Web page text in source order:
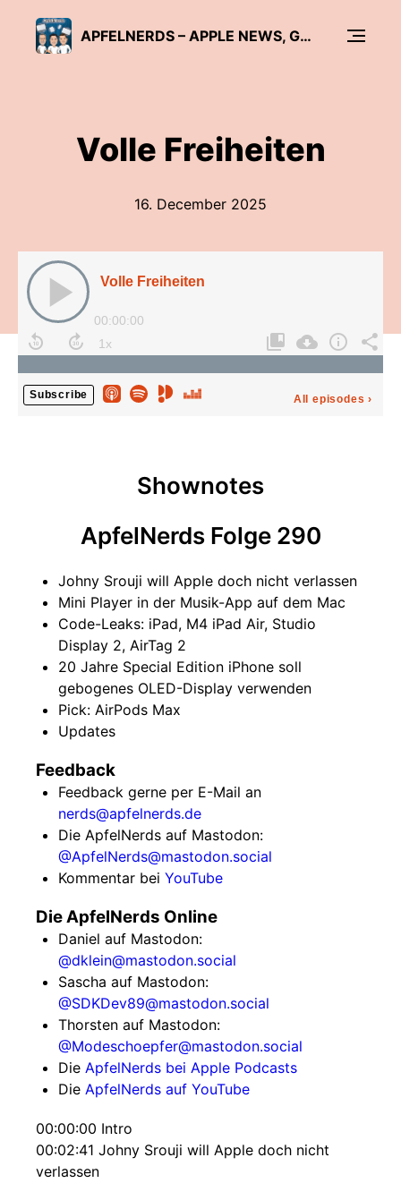
APFELNERDS – APPLE NEWS, GERÜCHTE, TECHNIK
Volle Freiheiten
16. December 2025
Volle Freiheiten
00:00:00
Subscribe All episodes ›
Shownotes
ApfelNerds Folge 290
Johny Srouji will Apple doch nicht verlassen
Mini Player in der Musik-App auf dem Mac
Code-Leaks: iPad, M4 iPad Air, Studio
Display 2, AirTag 2
20 Jahre Special Edition iPhone soll
gebogenes OLED-Display verwenden
Pick: AirPods Max
Updates
Feedback
Feedback gerne per E-Mail an
nerds@apfelnerds.de
Die ApfelNerds auf Mastodon:
@ApfelNerds@mastodon.social
Kommentar bei YouTube
Die ApfelNerds Online
Daniel auf Mastodon:
@dklein@mastodon.social
Sascha auf Mastodon:
@SDKDev89@mastodon.social
Thorsten auf Mastodon:
@Modeschoepfer@mastodon.social
Die ApfelNerds bei Apple Podcasts
Die ApfelNerds auf YouTube
00:00:00 Intro
00:02:41 Johny Srouji will Apple doch nicht
verlassen